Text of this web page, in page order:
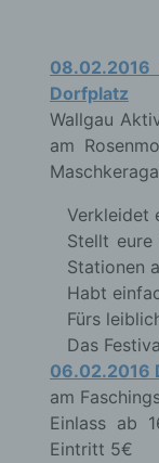
Dorfplatz
Wallgau
am
Verkleidet
Stellt eure
Stationen
Habt
Fürs
Das
06.02.2016
am
Einlass ab
Eintritt 5€